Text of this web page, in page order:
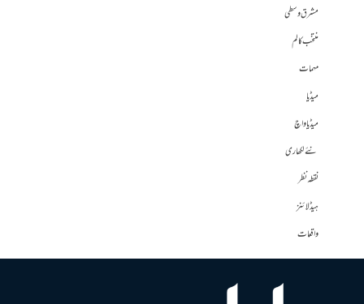
مشرق وسطی
منتخب کالم
مہمات
میڈیا
میڈیا واچ
نئے لکھاری
نقطہ نظر
ہیڈلائنز
واقعات